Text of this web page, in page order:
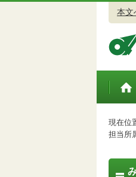
本文
トッ
現在位
担当所